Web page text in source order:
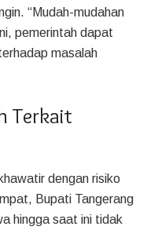
“Mudah-mudahan
pemerintah dapat
masalah
Terkait
dengan risiko
Bupati Tangerang
hingga saat ini tidak